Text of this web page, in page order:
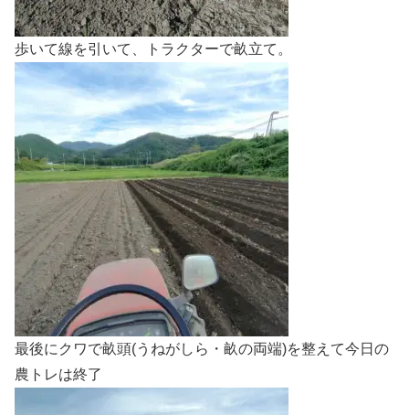
歩いて線を引いて、トラクターで畝立て。
最後にクワで畝頭(うねがしら・畝の両端)を整えて今日の
農トレは終了